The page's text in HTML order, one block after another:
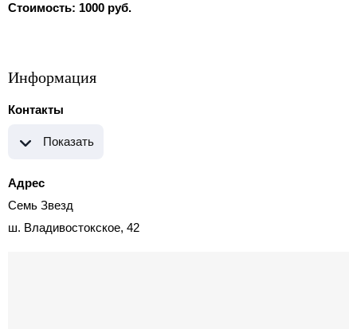
Стоимость: 1000 руб.
Информация
Контакты
Показать
Адрес
Семь Звезд
ш. Владивостокское, 42